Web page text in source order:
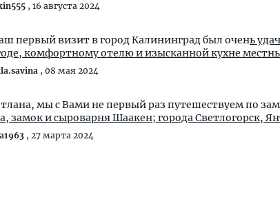
, 16 августа 2024
первый визит в город Калининград был очень
погоде, комфортному отелю и изысканной кухне
, 08 мая 2024
мы с Вами не первый раз путешествуем по
замок и сыроварня Шаакен; города Светлогорск,
, 27 марта 2024